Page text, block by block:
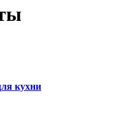
кухни